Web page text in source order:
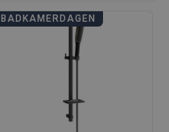
BADKAMERDAGEN